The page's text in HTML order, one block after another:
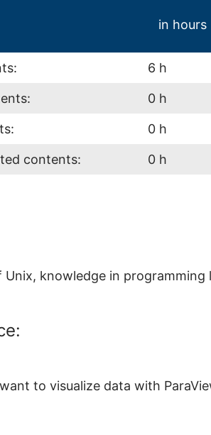
in hours
6 h
0 h
0 h
contents: 0 h
Unix, knowledge in programming
to visualize data with